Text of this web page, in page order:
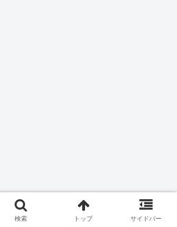
検索 トップ サイドバー